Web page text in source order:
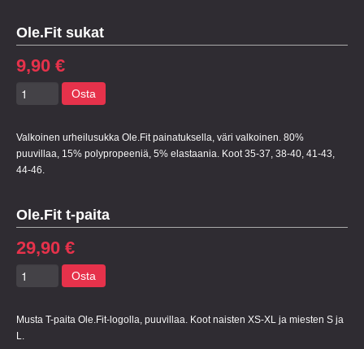
Ole.Fit sukat
Valkoinen urheilusukka Ole.Fit painatuksella, väri valkoinen. 80%
puuvillaa, 15% polypropeeniä, 5% elastaania. Koot 35-37, 38-40, 41-43,
44-46.
9,90 €
Osta
Ole.Fit t-paita
Musta T-paita Ole.Fit-logolla, puuvillaa. Koot naisten XS-XL ja miesten S ja
L.
29,90 €
Osta